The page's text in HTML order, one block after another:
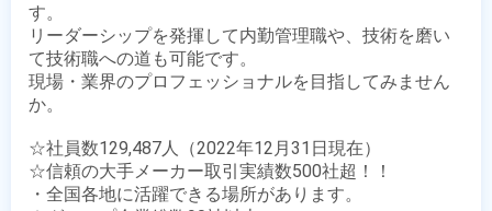
す。
リーダーシップを発揮して内勤管理職や、技術を磨い
て技術職への道も可能です。
現場・業界のプロフェッショナルを目指してみません
か。
☆社員数129,487人（2022年12月31日現在）
☆信頼の大手メーカー取引実績数500社超！！
・全国各地に活躍できる場所があります。